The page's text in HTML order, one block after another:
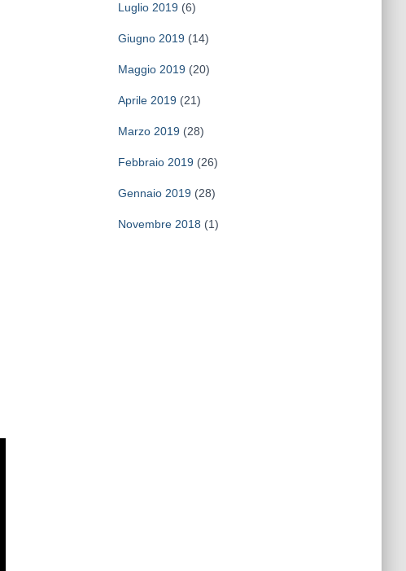
Luglio 2019(6)
Giugno 2019(14)
Maggio 2019(20)
Aprile 2019(21)
Marzo 2019(28)
Febbraio 2019(26)
Gennaio 2019(28)
Novembre 2018 (1)